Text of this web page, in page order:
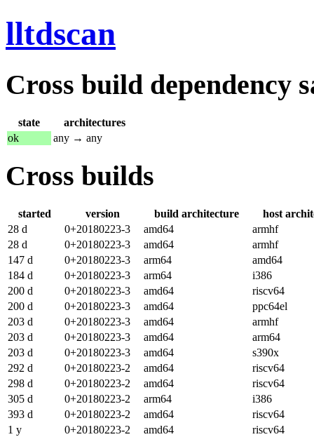
lltdscan
Cross build dependency
state
architectures
ok
any → any
Cross builds
started version build architecture
host
28 d
0+20180223-3 amd64
armhf
28 d
0+20180223-3 amd64
armhf
147 d
0+20180223-3 arm64
amd64
184 d
0+20180223-3 arm64
i386
200 d
0+20180223-3 amd64
riscv64
200 d
0+20180223-3 amd64
ppc64el
203 d
0+20180223-3 amd64
armhf
203 d
0+20180223-3 amd64
arm64
203 d
0+20180223-3 amd64
s390x
292 d
0+20180223-2 amd64
riscv64
298 d
0+20180223-2 amd64
riscv64
305 d
0+20180223-2 arm64
i386
393 d
0+20180223-2 amd64
riscv64
1 y
0+20180223-2 amd64
riscv64